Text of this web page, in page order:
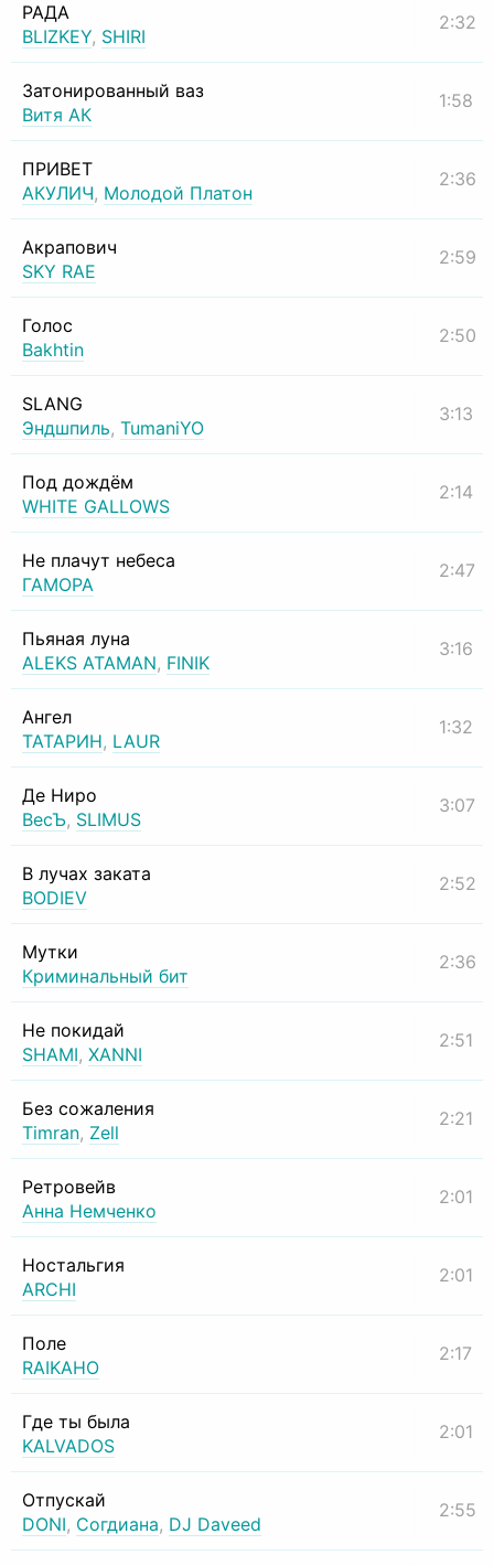
РАДА
BLIZKEY, SHIRI
2:32
Затонированный ваз
Витя АК
1:58
ПРИВЕТ
АКУЛИЧ, Молодой Платон
2:36
Акрапович
SKY RAE
2:59
Голос
Bakhtin
2:50
SLANG
Эндшпиль, TumaniYO
3:13
Под дождём
WHITE GALLOWS
2:14
Не плачут небеса
ГАМОРА
2:47
Пьяная луна
ALEKS ATAMAN, FINIK
3:16
Ангел
ТАТАРИН, LAUR
1:32
Де Ниро
ВесЪ, SLIMUS
3:07
В лучах заката
BODIEV
2:52
Мутки
Криминальный бит
2:36
Не покидай
SHAMI, XANNI
2:51
Без сожаления
Timran, Zell
2:21
Ретровейв
Анна Немченко
2:01
Ностальгия
ARCHI
2:01
Поле
RAIKAHO
2:17
Где ты была
KALVADOS
2:01
Отпускай
DONI, Согдиана, DJ Daveed
2:55